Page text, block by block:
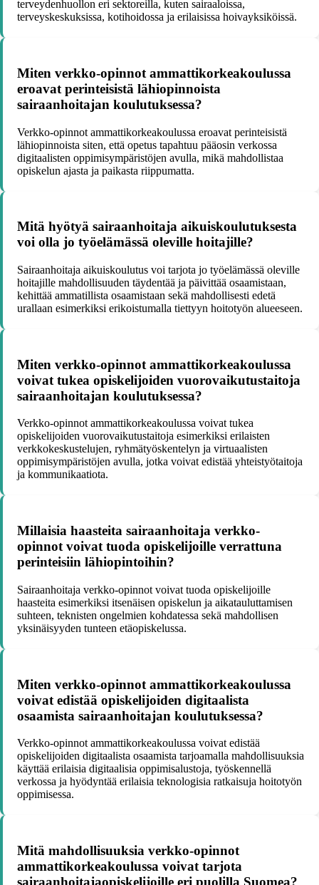
terveydenhuollon eri sektoreilla, kuten sairaaloissa,
terveyskeskuksissa, kotihoidossa ja erilaisissa hoivayksiköissä.
Miten verkko-opinnot ammattikorkeakoulussa
eroavat perinteisistä lähiopinnoista
sairaanhoitajan koulutuksessa?
Verkko-opinnot ammattikorkeakoulussa eroavat perinteisistä
lähiopinnoista siten, että opetus tapahtuu pääosin verkossa
digitaalisten oppimisympäristöjen avulla, mikä mahdollistaa
opiskelun ajasta ja paikasta riippumatta.
Mitä hyötyä sairaanhoitaja aikuiskoulutuksesta
voi olla jo työelämässä oleville hoitajille?
Sairaanhoitaja aikuiskoulutus voi tarjota jo työelämässä oleville
hoitajille mahdollisuuden täydentää ja päivittää osaamistaan,
kehittää ammatillista osaamistaan sekä mahdollisesti edetä
urallaan esimerkiksi erikoistumalla tiettyyn hoitotyön alueeseen.
Miten verkko-opinnot ammattikorkeakoulussa
voivat tukea opiskelijoiden vuorovaikutustaitoja
sairaanhoitajan koulutuksessa?
Verkko-opinnot ammattikorkeakoulussa voivat tukea
opiskelijoiden vuorovaikutustaitoja esimerkiksi erilaisten
verkkokeskustelujen, ryhmätyöskentelyn ja virtuaalisten
oppimisympäristöjen avulla, jotka voivat edistää yhteistyötaitoja
ja kommunikaatiota.
Millaisia haasteita sairaanhoitaja verkko-
opinnot voivat tuoda opiskelijoille verrattuna
perinteisiin lähiopintoihin?
Sairaanhoitaja verkko-opinnot voivat tuoda opiskelijoille
haasteita esimerkiksi itsenäisen opiskelun ja aikatauluttamisen
suhteen, teknisten ongelmien kohdatessa sekä mahdollisen
yksinäisyyden tunteen etäopiskelussa.
Miten verkko-opinnot ammattikorkeakoulussa
voivat edistää opiskelijoiden digitaalista
osaamista sairaanhoitajan koulutuksessa?
Verkko-opinnot ammattikorkeakoulussa voivat edistää
opiskelijoiden digitaalista osaamista tarjoamalla mahdollisuuksia
käyttää erilaisia digitaalisia oppimisalustoja, työskennellä
verkossa ja hyödyntää erilaisia teknologisia ratkaisuja hoitotyön
oppimisessa.
Mitä mahdollisuuksia verkko-opinnot
ammattikorkeakoulussa voivat tarjota
sairaanhoitajaopiskelijoille eri puolilla Suomea?